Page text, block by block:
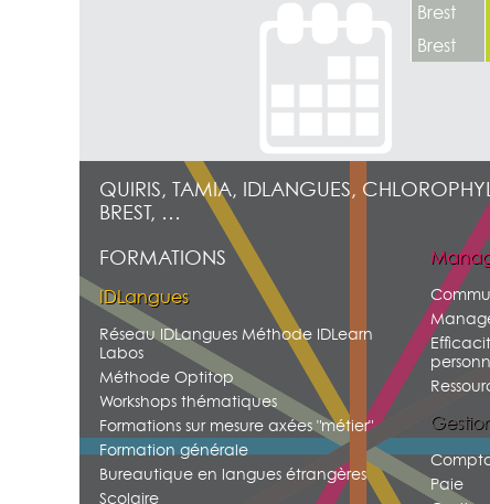
Brest
Brest
QUIRIS, TAMIA, IDLANGUES,
BREST, …
FORMATIONS
IDLangues
Réseau IDLangues Méthode IDLearn
Labos
Méthode Optitop
Workshops thématiques
Formations sur mesure axées "métier"
Formation générale
Bureautique en langues étrangères
Scolaire
Paie